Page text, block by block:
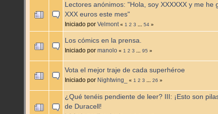
Lectores anónimos: "Hola, soy XXXXXX y me he
XXX euros este mes"
Iniciado por Velmont « 1 2 3 54 »
Los cómics en la prensa.
Iniciado por manolo « 1 2 3 95 »
Vota el mejor traje de cada superhéroe
Iniciado por Nightwing_ « 1 2 3 26 »
¿Qué tenéis pendiente de leer? III: ¡Esto son
de Duracell!